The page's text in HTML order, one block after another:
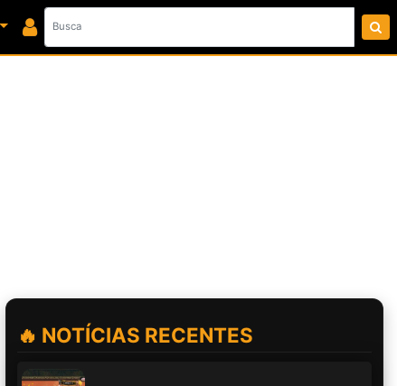
🔥 NOTÍCIAS RECENTES